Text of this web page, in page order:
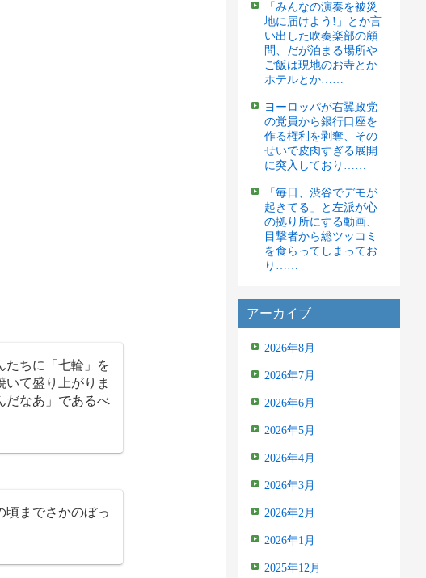
たちに「七輪」を
て盛り上がりま
だなあ」であるべ
頃までさかのぼっ
「みんなの演奏を被災
地に届けよう!」とか言
い出した吹奏楽部の顧
問、だが泊まる場所や
ご飯は現地のお寺とか
ホテルとか……
ヨーロッパが右翼政党
の党員から銀行口座を
作る権利を剥奪、その
せいで皮肉すぎる展開
に突入しており……
「毎日、渋谷でデモが
起きてる」と左派が心
の拠り所にする動画、
目撃者から総ツッコミ
を食らってしまってお
り……
アーカイブ
2026年8月
2026年7月
2026年6月
2026年5月
2026年4月
2026年3月
2026年2月
2026年1月
2025年12月